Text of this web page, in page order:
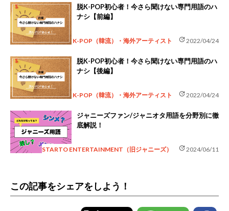
脱K-POP初心者！今さら聞けない専門用語のハ
ナシ【前編】
K-POP（韓流）・海外アーティスト update2022/04/24
脱K-POP初心者！今さら聞けない専門用語のハ
ナシ【後編】
K-POP（韓流）・海外アーティスト update2022/04/24
ジャニーズファン/ジャニオタ用語を分野別に徹
底解説！
STARTO ENTERTAINMENT（旧ジャニーズ） update2024/06/11
この記事をシェアをしよう！